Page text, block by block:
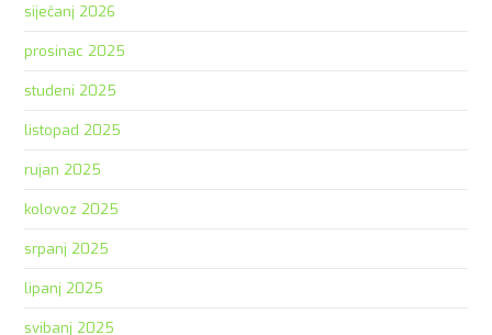
siječanj 2026
prosinac 2025
studeni 2025
listopad 2025
rujan 2025
kolovoz 2025
srpanj 2025
lipanj 2025
svibanj 2025